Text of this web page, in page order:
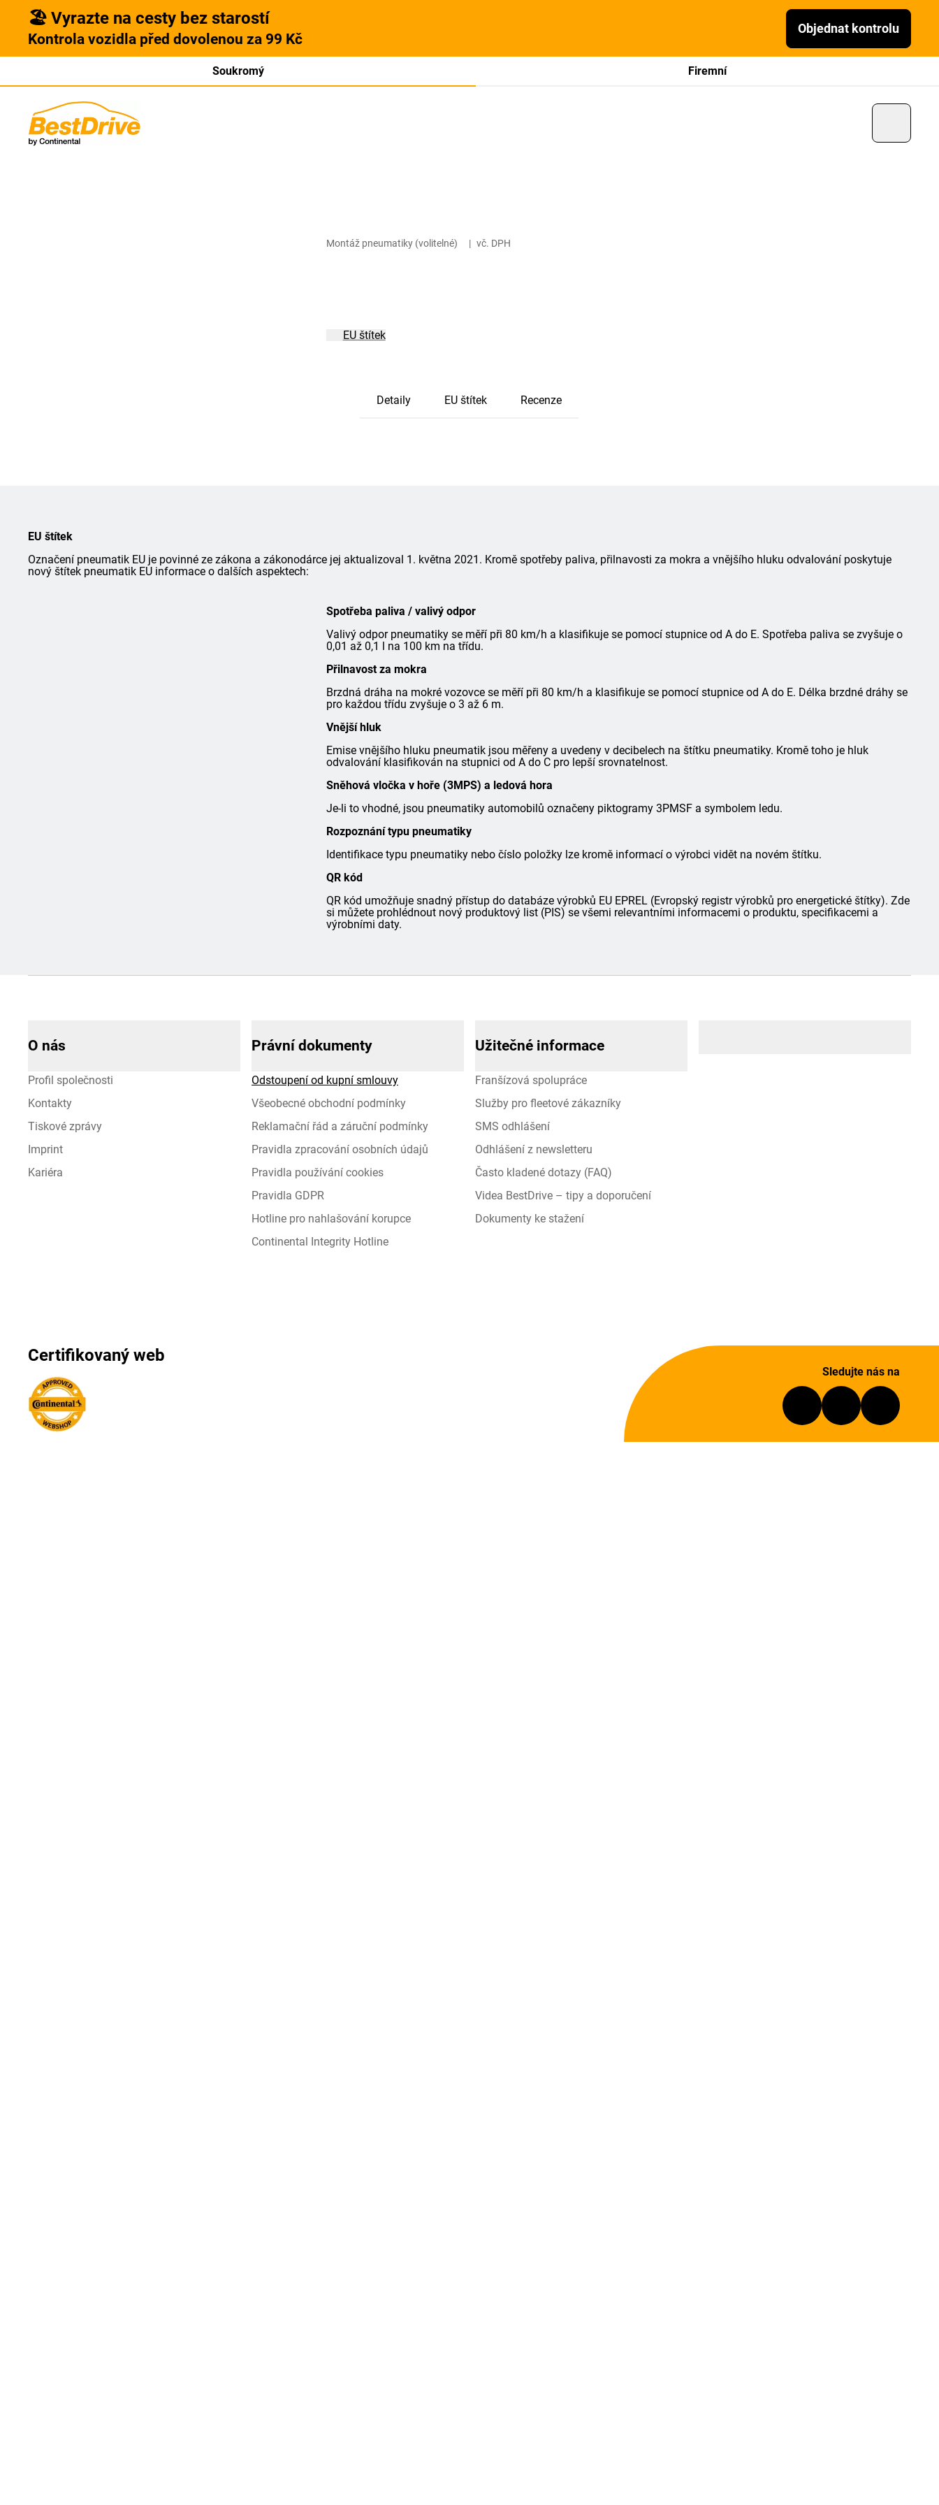
🏖️ Vyrazte na cesty bez starostí
Kontrola vozidla před dovolenou za 99 Kč
Objednat kontrolu
Soukromý Firemní
Montáž pneumatiky (volitelné) | vč. DPH
EU štítek
Detaily EU štítek Recenze
EU štítek
Označení pneumatik EU je povinné ze zákona a zákonodárce jej aktualizoval 1. května 2021. Kromě spotřeby paliva, přilnavosti za mokra a vnějšího hluku odvalování poskytuje
nový štítek pneumatik EU informace o dalších aspektech:
Spotřeba paliva / valivý odpor
Valivý odpor pneumatiky se měří při 80 km/h a klasifikuje se pomocí stupnice od A do E. Spotřeba paliva se zvyšuje o
0,01 až 0,1 l na 100 km na třídu.
Přilnavost za mokra
Brzdná dráha na mokré vozovce se měří při 80 km/h a klasifikuje se pomocí stupnice od A do E. Délka brzdné dráhy se
pro každou třídu zvyšuje o 3 až 6 m.
Vnější hluk
Emise vnějšího hluku pneumatik jsou měřeny a uvedeny v decibelech na štítku pneumatiky. Kromě toho je hluk
odvalování klasifikován na stupnici od A do C pro lepší srovnatelnost.
Sněhová vločka v hoře (3MPS) a ledová hora
Je-li to vhodné, jsou pneumatiky automobilů označeny piktogramy 3PMSF a symbolem ledu.
Rozpoznání typu pneumatiky
Identifikace typu pneumatiky nebo číslo položky lze kromě informací o výrobci vidět na novém štítku.
QR kód
QR kód umožňuje snadný přístup do databáze výrobků EU EPREL (Evropský registr výrobků pro energetické štítky). Zde
si můžete prohlédnout nový produktový list (PIS) se všemi relevantními informacemi o produktu, specifikacemi a
výrobními daty.
O nás
Profil společnosti
Kontakty
Tiskové zprávy
Imprint
Kariéra
Právní dokumenty
Odstoupení od kupní smlouvy
Všeobecné obchodní podmínky
Reklamační řád a záruční podmínky
Pravidla zpracování osobních údajů
Pravidla používání cookies
Pravidla GDPR
Hotline pro nahlašování korupce
Continental Integrity Hotline
Užitečné informace
Franšízová spolupráce
Služby pro fleetové zákazníky
SMS odhlášení
Odhlášení z newsletteru
Často kladené dotazy (FAQ)
Videa BestDrive – tipy a doporučení
Dokumenty ke stažení
Certifikovaný web
Sledujte nás na